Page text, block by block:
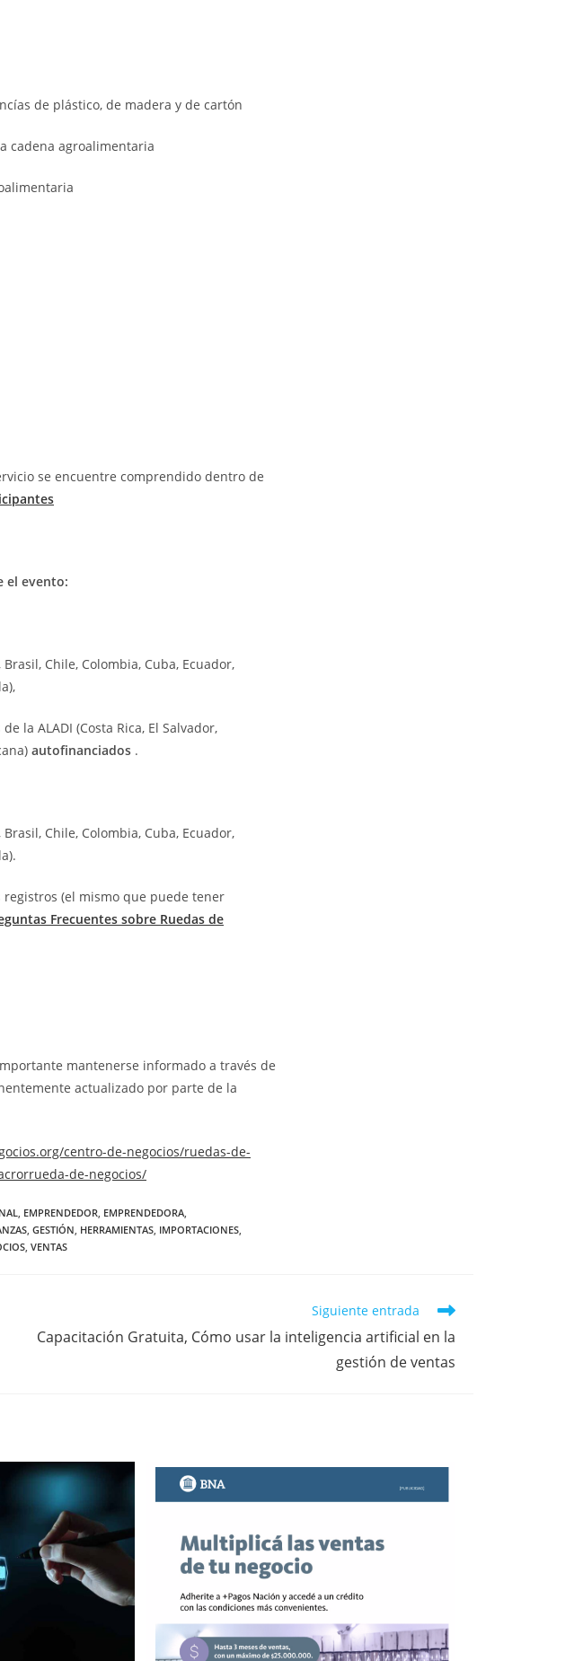
de plástico, de madera y de cartón
cadena agroalimentaria
se encuentre comprendido dentro de
el evento:
Chile, Colombia, Cuba, Ecuador,
la ALADI (Costa Rica, El Salvador,
autofinanciados .
Chile, Colombia, Cuba, Ecuador,
registros (el mismo que puede tener
Frecuentes sobre Ruedas de
mantenerse informado a través de
actualizado por parte de la
centro-de-negocios/ruedas-de-
de-negocios/
EMPRENDEDOR EMPRENDEDORA
GESTIÓN HERRAMIENTAS IMPORTACIONES
VENTAS
Siguiente entrada
Capacitación Gratuita, Cómo usar la inteligencia artificial en la
gestión de ventas